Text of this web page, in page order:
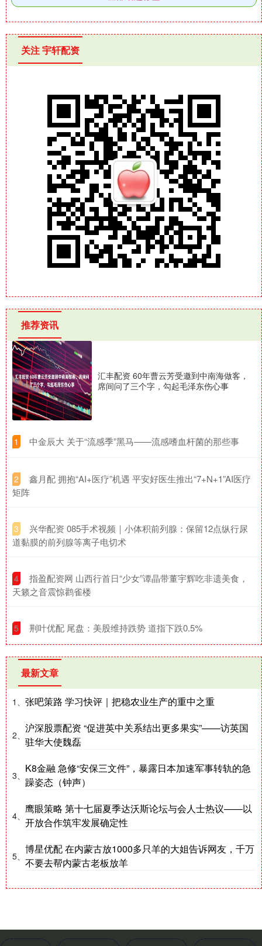
关注 宇轩配资
推荐资讯
汇丰配资 60年曹云芳受邀到中南海做客，
席间问了三个字，勾起毛泽东伤心事
1 ​中金辰大 关于“流感季”黑马——流感嗜血杆菌的那些事
2
​鑫月配 拥抱“AI+医疗”机遇 平安好医生推出“7+N+1”AI医疗
矩阵
3
​兴华配资 085手术视频｜小体积前列腺：保留12点纵行尿
道黏膜的前列腺等离子电切术
4
​指盈配资网 山西行首日“少女”谭晶带董宇辉吃非遗美食，
天籁之音震惊鹳雀楼
5 ​荆叶优配 尾盘：美股维持跌势 道指下跌0.5%
最新文章
1、 张吧策路 学习快评｜把稳农业生产的重中之重
2、
沪深股票配资 “促进英中关系结出更多果实”——访英国
驻华大使魏磊
3、
K8金融 急修“安保三文件”，暴露日本加速军事转轨的急
躁姿态（钟声）
4、
鹰眼策略 第十七届夏季达沃斯论坛与会人士热议——以
开放合作筑牢发展确定性
5、
博星优配 在内蒙古放1000多只羊的大姐告诉网友，千万
不要去帮内蒙古老板放羊